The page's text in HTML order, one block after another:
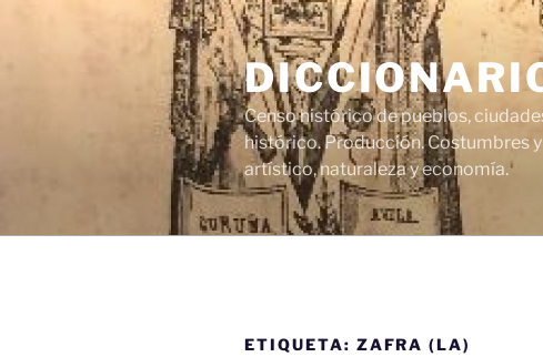
Censo histórico de pueblos,
histórico. Producción. Costumbres
artístico, naturaleza y economía.
ETIQUETA: ZAFRA (LA)